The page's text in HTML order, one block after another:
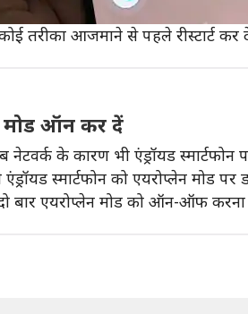
एंड्रॉयड स्मार्टफोन को रीस्टार्ट करने से
तरीका आजमाने से पहले रीस्टार्ट
मोड ऑन कर दें
नेटवर्क के कारण भी एंड्रॉयड
स्मार्टफोन को एयरोप्लेन मोड पर
एयरोप्लेन मोड को ऑन-ऑफ करना